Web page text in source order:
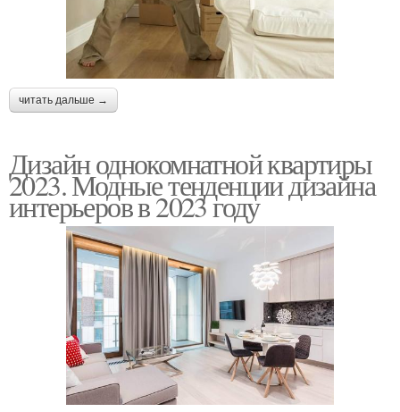
читать дальше →
Дизайн однокомнатной квартиры
2023. Модные тенденции дизайна
интерьеров в 2023 году